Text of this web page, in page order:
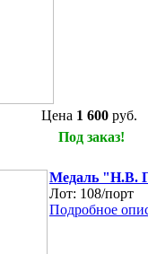
Цена 1 600 руб.
Под заказ!
Медаль "Н.В.
Лот: 108/порт
Подробное